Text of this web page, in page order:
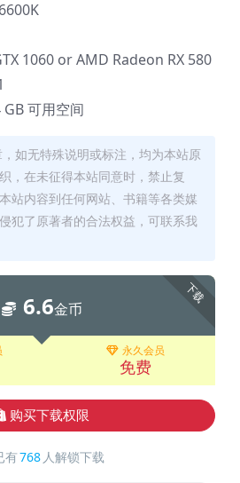
1060 or AMD Radeon RX 580
GB 可用空间
如无特殊说明或标注，均为本站原
，在未征得本站同意时，禁止复
站内容到任何网站、书籍等各类媒
犯了原著者的合法权益，可联系我
下载
6.6金币
永久会员
免费
购买下载权限
有768 人解锁下载